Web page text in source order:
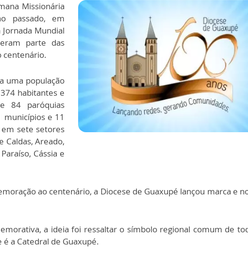
Missionária
passado, em
Mundial
parte das
centenário.
uma população
habitantes e
84 paróquias
e 11
sete setores
Caldas, Areado,
Cássia e
ao centenário, a Diocese de Guaxupé lançou marca e
a ideia foi ressaltar o símbolo regional comum de
é a Catedral de Guaxupé.